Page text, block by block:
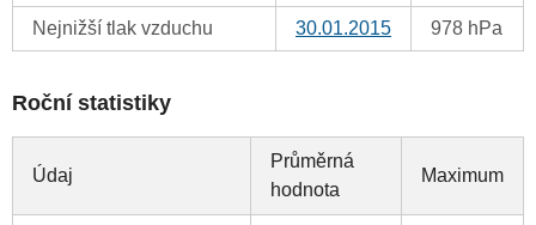
Nejnižší tlak vzduchu 30.01.2015 978 hPa
Roční statistiky
Údaj
Průměrná
hodnota
Maximum